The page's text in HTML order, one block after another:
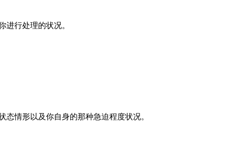
进行处理的状况。
情形以及你自身的那种急迫程度状况。